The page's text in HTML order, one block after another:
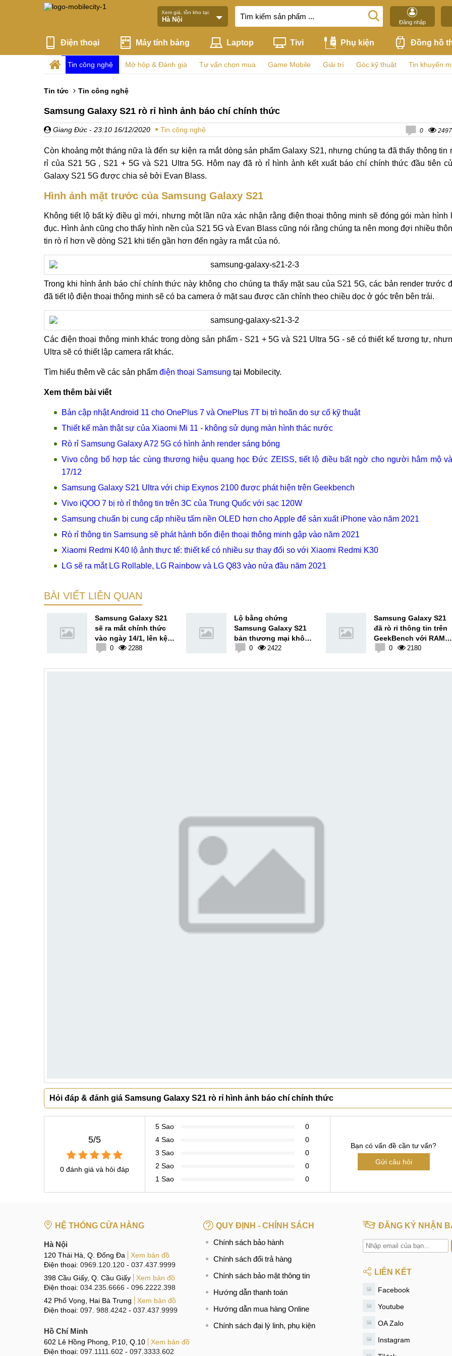
Xem giá, tồn kho tại:
Đăng nhập
Điện thoại Máy tính bảng Laptop Tivi Phụ kiện Đồng hồ
Tin công nghệ Mở hộp & Đánh giá Tư vấn chọn mua Game Mobile Giải trí Góc kỹ thuật Tin khuyến
Tin tức Tin công nghệ
Samsung Galaxy S21 rò rỉ hình ảnh báo chí chính thức
Giang Đức - 23:10 16/12/2020 Tin công nghệ 0 2497
Còn khoảng một tháng nữa là đến sự kiện ra mắt dòng sản phẩm Galaxy S21, nhưng chúng ta đã thấy thông tin
rỉ của S21 5G , S21 + 5G và S21 Ultra 5G. Hôm nay đã rò rỉ hình ảnh kết xuất báo chí chính thức đầu tiên
Galaxy S21 5G được chia sẻ bởi Evan Blass.
Hình ảnh mặt trước của Samsung Galaxy S21
Không tiết lộ bất kỳ điều gì mới, nhưng một lần nữa xác nhận rằng điện thoại thông minh sẽ đóng gói màn hình
đục. Hình ảnh cũng cho thấy hình nền của S21 5G và Evan Blass cũng nói rằng chúng ta nên mong đợi nhiều
tin rò rỉ hơn về dòng S21 khi tiến gần hơn đến ngày ra mắt của nó.
Trong khi hình ảnh báo chí chính thức này không cho chúng ta thấy mặt sau của S21 5G, các bản render trước
đã tiết lộ điện thoại thông minh sẽ có ba camera ở mặt sau được căn chỉnh theo chiều dọc ở góc trên bên trái.
Các điện thoại thông minh khác trong dòng sản phẩm - S21 + 5G và S21 Ultra 5G - sẽ có thiết kế tương tự,
Ultra sẽ có thiết lập camera rất khác.
Tìm hiểu thêm về các sản phẩm điện thoại Samsung tại Mobilecity.
Xem thêm bài viết
Bản cập nhật Android 11 cho OnePlus 7 và OnePlus 7T bị trì hoãn do sự cố kỹ thuật
Thiết kế màn thật sự của Xiaomi Mi 11 - không sử dụng màn hình thác nước
Rò rỉ Samsung Galaxy A72 5G có hình ảnh render sáng bóng
Vivo công bố hợp tác cùng thương hiệu quang học Đức ZEISS, tiết lộ điều bất ngờ cho người hâm mộ
17/12
Samsung Galaxy S21 Ultra với chip Exynos 2100 được phát hiện trên Geekbench
Vivo iQOO 7 bị rò rỉ thông tin trên 3C của Trung Quốc với sạc 120W
Samsung chuẩn bị cung cấp nhiều tấm nền OLED hơn cho Apple để sản xuất iPhone vào năm 2021
Rò rỉ thông tin Samsung sẽ phát hành bốn điện thoại thông minh gập vào năm 2021
Xiaomi Redmi K40 lộ ảnh thực tế: thiết kế có nhiều sự thay đổi so với Xiaomi Redmi K30
LG sẽ ra mắt LG Rollable, LG Rainbow và LG Q83 vào nửa đầu năm 2021
BÀI VIẾT LIÊN QUAN
Samsung Galaxy S21
sẽ ra mắt chính thức
vào ngày 14/1, lên kệ
vào 29/1 tới
0 2288
Lộ bằng chứng
Samsung Galaxy S21
bản thương mại không
có củ và cáp sạc theo
0 2422
Samsung Galaxy S21
đã rò rỉ thông tin trên
GeekBench với RAM
8GB và Snapdragon
0 2180
Hỏi đáp & đánh giá Samsung Galaxy S21 rò rỉ hình ảnh báo chí chính thức
5/5
0 đánh giá và hỏi đáp
5 Sao
0
4 Sao
0
3 Sao
0
2 Sao
0
1 Sao
0
Bạn có vấn đề cần tư vấn?
Gửi câu hỏi
HỆ THỐNG CỬA HÀNG
Hà Nội
120 Thái Hà, Q. Đống Đa
Xem bản đồ
Điện thoại: 0969.120.120 - 037.437.9999
398 Cầu Giấy, Q. Cầu Giấy
Xem bản đồ
Điện thoại: 034.235.6666 - 096.2222.398
42 Phố Vọng, Hai Bà Trưng
Xem bản đồ
Điện thoại: 097. 988.4242 - 037.437.9999
Hồ Chí Minh
602 Lê Hồng Phong, P.10, Q.10
Xem bản đồ
Điện thoại: 097.1111.602 - 097.3333.602
QUY ĐỊNH - CHÍNH SÁCH
Chính sách bảo hành
Chính sách đổi trả hàng
Chính sách bảo mật thông tin
Hướng dẫn thanh toán
Hướng dẫn mua hàng Online
Chính sách đại lý linh, phụ kiện
ĐĂNG KÝ NHẬN
LIÊN KẾT
Facebook
Youtube
OA Zalo
Instagram